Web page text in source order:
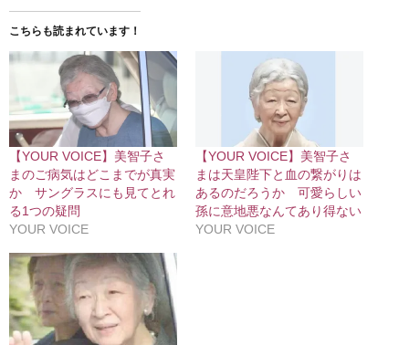
こちらも読まれています！
【YOUR VOICE】美智子さ
まのご病気はどこまでが真実
か サングラスにも見てとれ
る1つの疑問
YOUR VOICE
【YOUR VOICE】美智子さ
まは天皇陛下と血の繋がりは
あるのだろうか 可愛らしい
孫に意地悪なんてあり得ない
YOUR VOICE